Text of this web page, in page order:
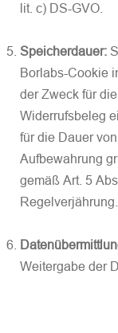
lit. c) DS-GVO.
Speicherdauer:
Borlabs-Cookie
der Zweck für
Widerrufsbeleg
für die Dauer
Aufbewahrung
gemäß Art. 5
Regelverjährung.
Weitergabe der